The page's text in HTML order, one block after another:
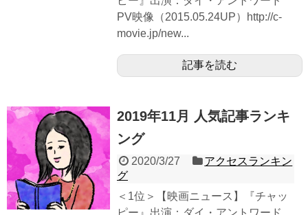
PV映像（2015.05.24UP）http://c-
movie.jp/new...
記事を読む
2019年11月 人気記事ランキ
ング
2020/3/27
アクセスランキン
グ
＜1位＞【映画ニュース】『チャッ